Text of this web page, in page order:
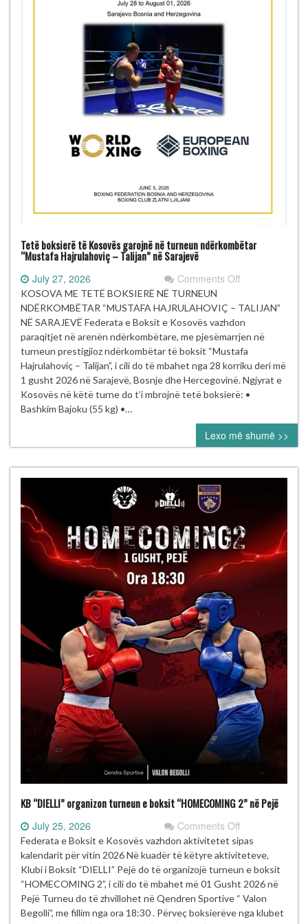
Tetë boksierë të Kosovës garojnë në turneun ndërkombëtar
“Mustafa Hajrulahoviç – Talijan” në Sarajevë
July 27, 2026 Comments Offon
boksierë
të Kosovës
garojnë
në turneun
ndërkombëtar
“Mustafa
–
Sarajevë
KOSOVA ME TETË BOKSIERË NË TURNEUN
NDËRKOMBËTAR “MUSTAFA HAJRULAHOVIÇ – TALIJAN”
NË SARAJEVË Federata e Boksit e Kosovës vazhdon
paraqitjet në arenën ndërkombëtare, me pjesëmarrjen në
turneun prestigjioz ndërkombëtar të boksit “Mustafa
Hajrulahoviç – Talijan”, i cili do të mbahet nga 28 korriku deri më
1 gusht 2026 në Sarajevë, Bosnje dhe Hercegovinë. Ngjyrat e
Kosovës në këtë turne do t’i mbrojnë tetë boksierë: •
Bashkim Bajoku (55 kg) •…
Lexo më shumë >>
KB “DIELLI” organizon turneun e boksit “HOMECOMING 2” në Pejë
July 25, 2026 Comments Offon
KB
“DIELLI”
organizon
turneun
e
boksit
Federata e Boksit e Kosovës vazhdon aktivitetet sipas
kalendarit për vitin 2026 Në kuadër të këtyre aktiviteteve,
Klubi i Boksit “DIELLI” Pejë do të organizojë turneun e boksit
“HOMECOMING 2”, i cili do të mbahet më 01 Gusht 2026 në
Pejë Turneu do të zhvillohet në Qendren Sportive “ Valon
Begolli”, me fillim nga ora 18:30 . Përveç boksierëve nga klubet